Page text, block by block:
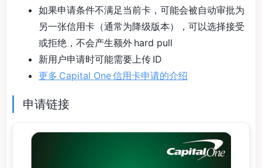
如果申请条件不满足当前卡，可能会被自动审批为
另一张信用卡（通常为降级版本），可以选择接受
或拒绝，不会产生额外 hard pull
新用户申请时可能需要上传 ID
更多 Capital One 信用卡申请的介绍
申请链接